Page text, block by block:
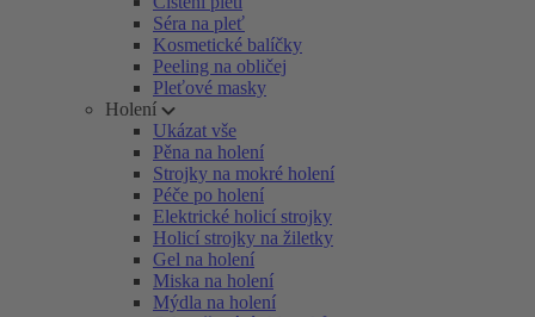
Séra na pleť
Kosmetické balíčky
Peeling na obličej
Pleťové masky
Holení
Ukázat vše
Pěna na holení
Strojky na mokré holení
Péče po holení
Elektrické holicí strojky
Holicí strojky na žiletky
Gel na holení
Miska na holení
Mýdla na holení